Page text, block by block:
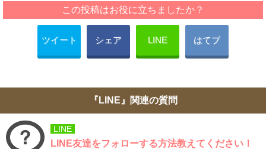
この投稿はお役に立ちましたか？
ツイート シェア LINE はてブ
『LINE』関連の質問
LINE
LINE友達をフォローする方法教えてください！